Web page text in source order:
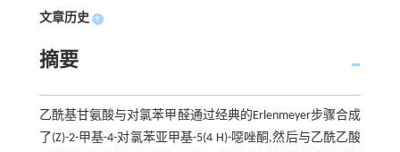
文章历史 +
摘要
乙酰基甘氨酸与对氯苯甲醛通过经典的Erlenmeyer步骤合成
了(Z)-2-甲基-4-对氯苯亚甲基-5(4 H)-噁唑酮,然后与乙酰乙酸